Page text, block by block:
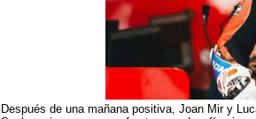
Después de una mañana positiva, Joan Mir y